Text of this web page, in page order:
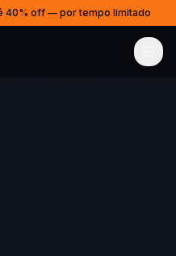
40% off — por tempo limitado